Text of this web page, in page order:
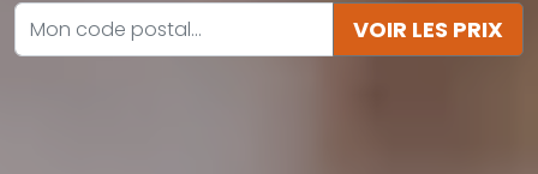
VOIR LES PRIX